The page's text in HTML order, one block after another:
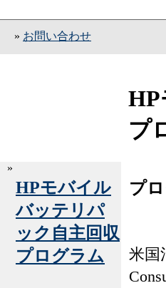
» お問い合わせ
HP
プ
»
HPモバイル
バッテリパ
ック自主回収
プログラム
プ
米国